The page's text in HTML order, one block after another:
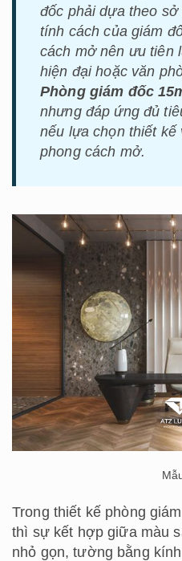
đốc phải dựa theo
tính cách của giám
cách mở nên ưu tiên
hiện đại hoặc văn
Phòng giám đốc
nhưng đáp ứng đủ
nếu lựa chọn thiết kế
phong cách mở.
Trong thiết kế phòng
thì sự kết hợp giữa màu
nhỏ gọn, tường bằng